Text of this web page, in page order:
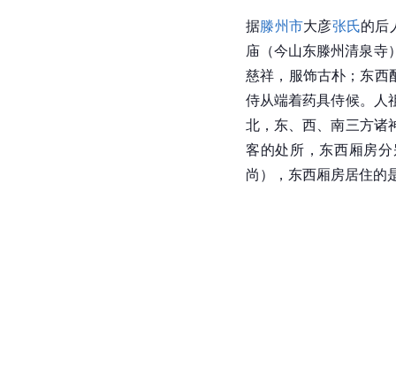
据滕州市大彦张氏的后
庙（今山东滕州清泉寺
慈祥，服饰古朴；东西
侍从端着药具侍候。人
北，东、西、南三方诸
客的处所，东西厢房
尚），东西厢房居住的